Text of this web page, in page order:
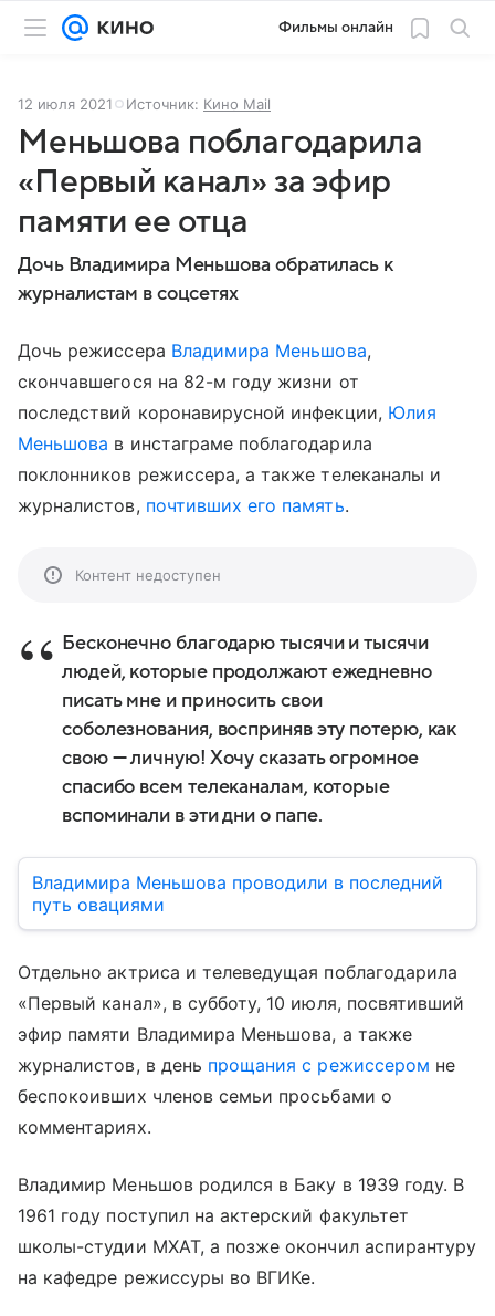
Фильмы онлайн
12 июля 2021 Источник: Кино Mail
Меньшова поблагодарила
«Первый канал» за эфир
памяти ее отца
Дочь Владимира Меньшова обратилась к
журналистам в соцсетях
Дочь режиссера Владимира Меньшова,
скончавшегося на 82-м году жизни от
последствий коронавирусной инфекции, Юлия
Меньшова в инстаграме поблагодарила
поклонников режиссера, а также телеканалы и
журналистов, почтивших его память.
Контент недоступен
Бесконечно благодарю тысячи и тысячи
людей, которые продолжают ежедневно
писать мне и приносить свои
соболезнования, восприняв эту потерю, как
свою — личную! Хочу сказать огромное
спасибо всем телеканалам, которые
вспоминали в эти дни о папе.
Владимира Меньшова проводили в последний
путь овациями
Отдельно актриса и телеведущая поблагодарила
«Первый канал», в субботу, 10 июля, посвятивший
эфир памяти Владимира Меньшова, а также
журналистов, в день прощания с режиссером не
беспокоивших членов семьи просьбами о
комментариях.
Владимир Меньшов родился в Баку в 1939 году. В
1961 году поступил на актерский факультет
школы-студии МХАТ, а позже окончил аспирантуру
на кафедре режиссуры во ВГИКе.